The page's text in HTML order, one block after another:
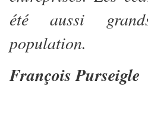
été aussi
population.
François Purseigle